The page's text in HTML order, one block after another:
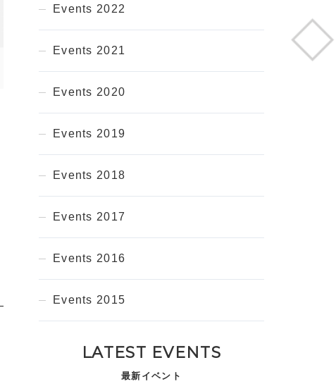
Events 2022
Events 2021
Events 2020
Events 2019
Events 2018
Events 2017
Events 2016
Events 2015
LATEST EVENTS
最新イベント